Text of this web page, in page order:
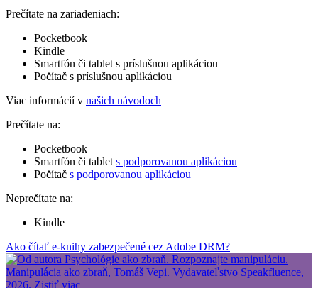
Prečítate na zariadeniach:
Pocketbook
Kindle
Smartfón či tablet s príslušnou aplikáciou
Počítač s príslušnou aplikáciou
Viac informácií v našich návodoch
Prečítate na:
Pocketbook
Smartfón či tablet s podporovanou aplikáciou
Počítač s podporovanou aplikáciou
Neprečítate na:
Kindle
Ako čítať e-knihy zabezpečené cez Adobe DRM?